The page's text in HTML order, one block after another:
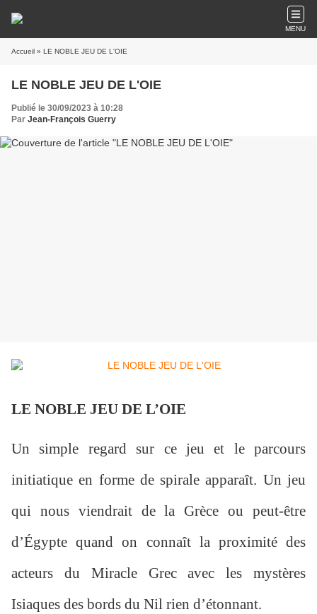
MENU
Accueil » LE NOBLE JEU DE L'OIE
LE NOBLE JEU DE L'OIE
Publié le 30/09/2023 à 10:28
Par Jean-François Guerry
LE NOBLE JEU DE L’OIE
Un simple regard sur ce jeu et le parcours
initiatique en forme de spirale apparaît. Un jeu
qui nous viendrait de la Grèce ou peut-être
d’Égypte quand on connaît la proximité des
acteurs du Miracle Grec avec les mystères
Isiaques des bords du Nil rien d’étonnant.